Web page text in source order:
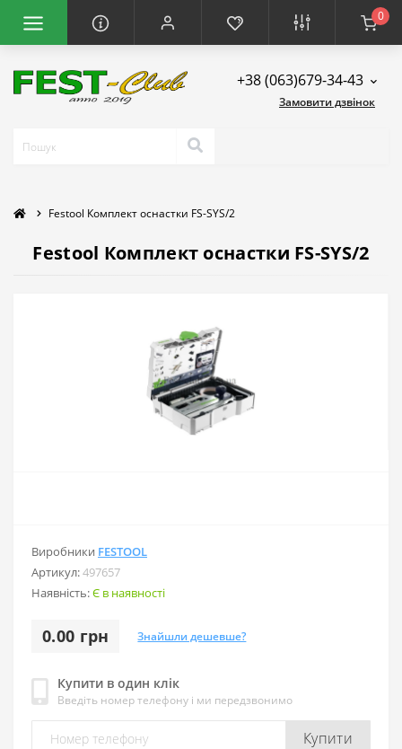
0
+38 (063)679-34-43
Замовити дзвінок
Festool Комплект оснастки FS-SYS/2
Festool Комплект оснастки FS-SYS/2
Виробники FESTOOL
Артикул:497657
Наявність:Є в наявності
0.00 грн Знайшли дешевше?
Купити в один клік
Введіть номер телефону і ми передзвонимо
Купити